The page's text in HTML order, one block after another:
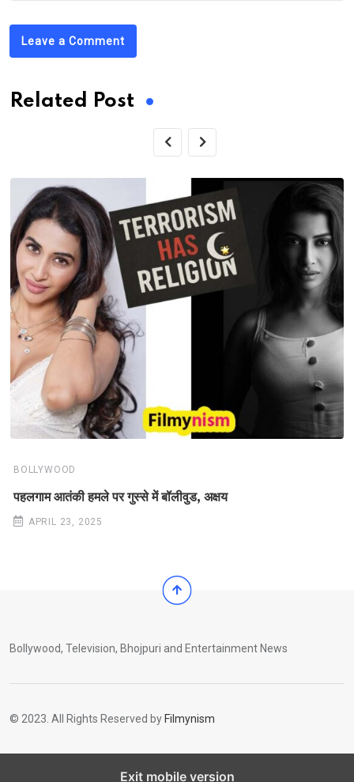
Leave a Comment
Related Post
BOLLYWOOD
पहलगाम आतंकी हमले पर गुस्से में बॉलीवुड, अक्षय
APRIL 23, 2025
Bollywood, Television, Bhojpuri and Entertainment News
© 2023. All Rights Reserved byFilmynism
Exit mobile version